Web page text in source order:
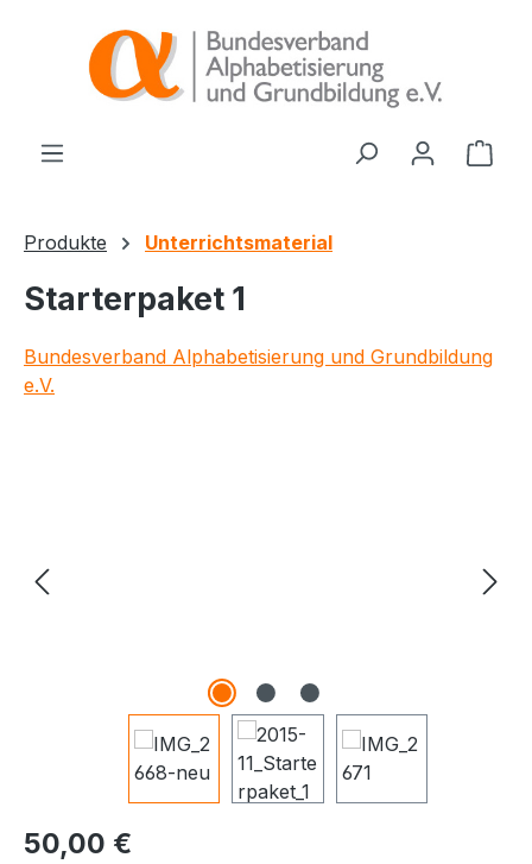
springen
Produkte Unterrichtsmaterial
Starterpaket 1
Bundesverband Alphabetisierung und Grundbildung
e.V.
50,00 €